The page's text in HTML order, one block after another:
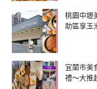
桃園中壢
助區享玉
宜蘭市美
禮～大推